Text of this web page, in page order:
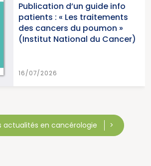
»
actualités en cancérologie